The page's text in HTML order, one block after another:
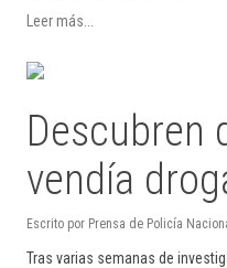
Leer más...
Descubren
vendía
Escrito por Prensa de Policía
Tras varias semanas de